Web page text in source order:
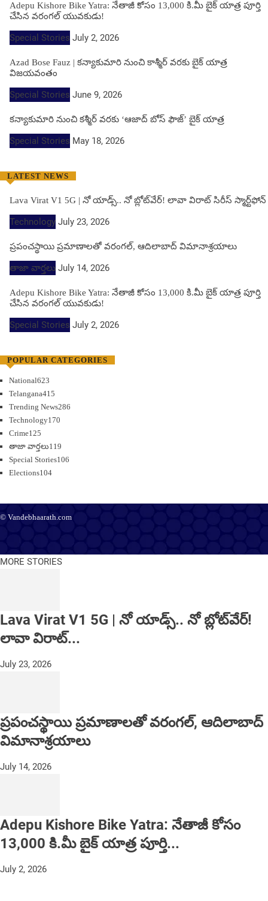
Adepu Kishore Bike Yatra: నేతాజీ కోసం 13,000 కి.మీ బైక్ యాత్ర పూర్తి
చేసిన వరంగల్ యువకుడు!
Special Stories July 2, 2026
Azad Bose Fauz | కన్యాకుమారి నుంచి కాశ్మీర్ వరకు బైక్ యాత్ర
విజయవంతం
Special Stories June 9, 2026
కన్యాకుమారి నుంచి కశ్మీర్ వరకు ‘ఆజాద్ బోస్ ఫౌజ్’ బైక్ యాత్ర
Special Stories May 18, 2026
LATEST NEWS
Lava Virat V1 5G | నో యాడ్స్.. నో బ్లోట్‌వేర్! లావా విరాట్ సిరీస్ స్మార్ట్‌ఫోన్​
Technology July 23, 2026
ప్రపంచస్థాయి ప్రమాణాలతో వరంగల్, ఆదిలాబాద్ విమానాశ్రయాలు
తాజా వార్తలు July 14, 2026
Adepu Kishore Bike Yatra: నేతాజీ కోసం 13,000 కి.మీ బైక్ యాత్ర పూర్తి
చేసిన వరంగల్ యువకుడు!
Special Stories July 2, 2026
POPULAR CATEGORIES
National623
Telangana415
Trending News286
Technology170
Crime125
తాజా వార్తలు119
Special Stories106
Elections104
© Vandebhaarath.com
MORE STORIES
Lava Virat V1 5G | నో యాడ్స్.. నో బ్లోట్‌వేర్!
లావా విరాట్...
July 23, 2026
ప్రపంచస్థాయి ప్రమాణాలతో వరంగల్, ఆదిలాబాద్
విమానాశ్రయాలు
July 14, 2026
Adepu Kishore Bike Yatra: నేతాజీ కోసం
13,000 కి.మీ బైక్ యాత్ర పూర్తి...
July 2, 2026